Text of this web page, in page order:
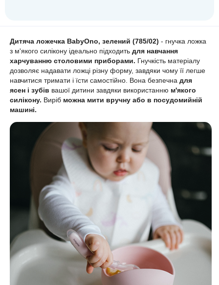
Дитяча ложечка BabyOno, зелений (785/02) - гнучка ложка
з м'якого силікону ідеально підходить для навчання
харчуванню столовими приборами. Гнучкість матеріалу
дозволяє надавати ложці різну форму, завдяки чому її легше
навчитися тримати і їсти самостійно. Вона безпечна для
ясен і зубів вашої дитини завдяки використанню м'якого
силікону. Виріб можна мити вручну або в посудомийній
машині.